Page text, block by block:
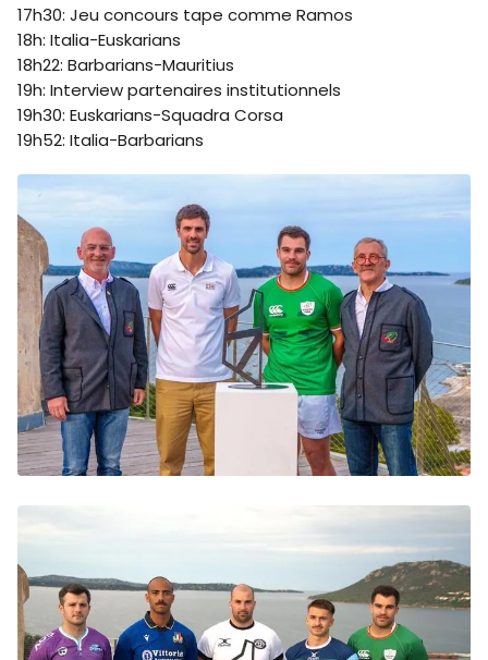
17h30: Jeu concours tape comme Ramos
18h: Italia-Euskarians
18h22: Barbarians-Mauritius
19h: Interview partenaires institutionnels
19h30: Euskarians-Squadra Corsa
19h52: Italia-Barbarians